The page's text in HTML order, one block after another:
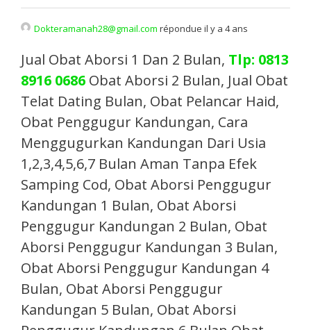
Dokteramanah28@gmail.com répondue il y a 4 ans
Jual Obat Aborsi 1 Dan 2 Bulan, Tlp: 0813
8916 0686 Obat Aborsi 2 Bulan, Jual Obat
Telat Dating Bulan, Obat Pelancar Haid,
Obat Penggugur Kandungan, Cara
Menggugurkan Kandungan Dari Usia
1,2,3,4,5,6,7 Bulan Aman Tanpa Efek
Samping Cod, Obat Aborsi Penggugur
Kandungan 1 Bulan, Obat Aborsi
Penggugur Kandungan 2 Bulan, Obat
Aborsi Penggugur Kandungan 3 Bulan,
Obat Aborsi Penggugur Kandungan 4
Bulan, Obat Aborsi Penggugur
Kandungan 5 Bulan, Obat Aborsi